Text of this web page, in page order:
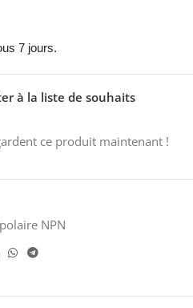
7 jours.
à la liste de souhaits
ce produit maintenant !
NPN